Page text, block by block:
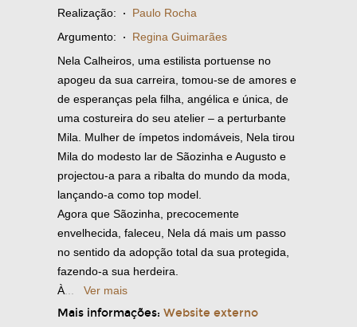
Realização: · Paulo Rocha
Argumento: · Regina Guimarães
Nela Calheiros, uma estilista portuense no
apogeu da sua carreira, tomou-se de amores e
de esperanças pela filha, angélica e única, de
uma costureira do seu atelier – a perturbante
Mila. Mulher de ímpetos indomáveis, Nela tirou
Mila do modesto lar de Sãozinha e Augusto e
projectou-a para a ribalta do mundo da moda,
lançando-a como top model.
Agora que Sãozinha, precocemente
envelhecida, faleceu, Nela dá mais um passo
no sentido da adopção total da sua protegida,
fazendo-a sua herdeira.
À
Ver mais
Mais informações: Website externo